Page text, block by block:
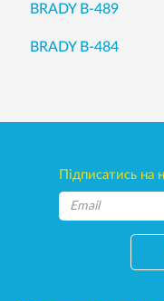
BRADY B-489
BRADY B-484
Підписатись на